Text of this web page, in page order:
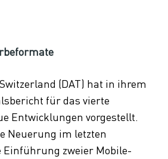
(DAT) hat in ihrem
für das vierte
Entwicklungen vorgestellt.
Neuerung im letzten
Einführung zweier Mobile-